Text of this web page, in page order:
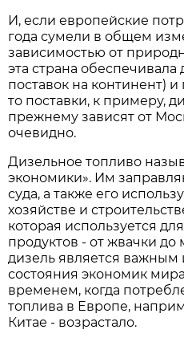
И, если европейские
года сумели в общем
зависимостью от
эта страна
поставок на континент)
то поставки, к примеру,
прежнему зависят от
очевидно.
Дизельное топливо
экономики». Им
суда, а также его
хозяйстве и
которая используется
продуктов - от жвачки
дизель является важным
состояния экономик
временем, когда
топлива в Европе,
Китае - возрастало.